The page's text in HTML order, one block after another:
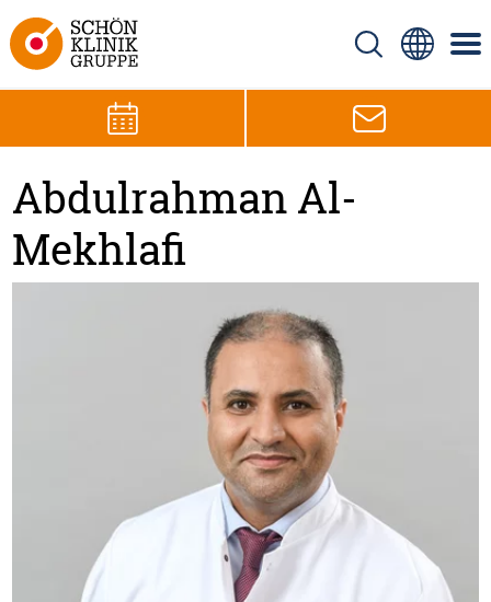
Abdulrahman Al-
Mekhlafi